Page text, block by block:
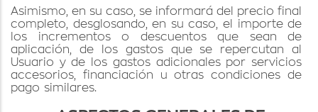
Asimismo, en su caso, se informará del precio final
completo, desglosando, en su caso, el importe de
los incrementos o descuentos que sean de
aplicación, de los gastos que se repercutan al
Usuario y de los gastos adicionales por servicios
accesorios, financiación u otras condiciones de
pago similares.